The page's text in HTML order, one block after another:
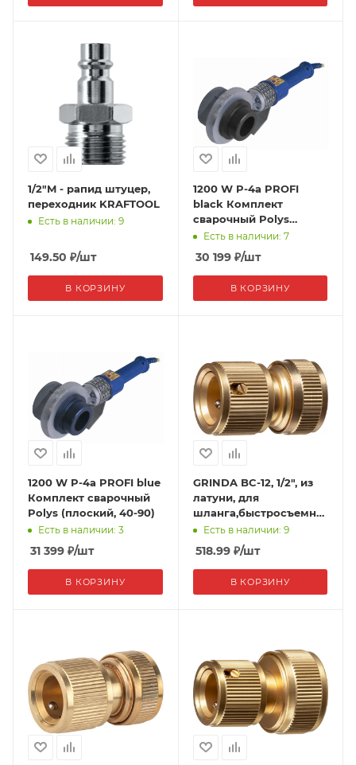
1/2"M - рапид штуцер,
переходник KRAFTOOL
Есть в наличии: 9
149.50 ₽/шт
В КОРЗИНУ
1200 W P-4а PROFI
black Комплект
сварочный Polys
(плоский, 40-90)
Есть в наличии: 7
30 199₽/шт
В КОРЗИНУ
1200 W P-4а PROFI blue
Комплект сварочный
Polys (плоский, 40-90)
Есть в наличии: 3
31 399 ₽/шт
В КОРЗИНУ
GRINDA BC-12, 1/2", из
латуни, для
шланга,быстросъемный
соединитель,PROLine
Есть в наличии: 9
518.99₽/шт
В КОРЗИНУ